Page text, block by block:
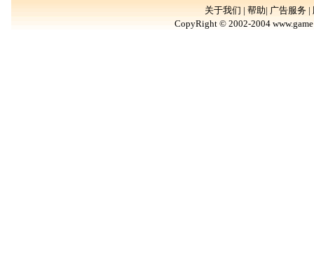
关于我们 | 帮助| 广告服务
CopyRight © 2002-2004